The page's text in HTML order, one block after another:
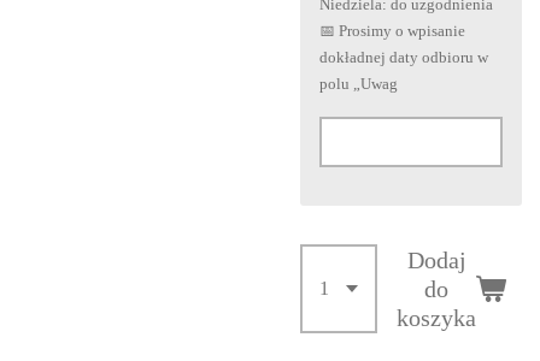
Niedziela: do uzgodnienia
📅 Prosimy o wpisanie
dokładnej daty odbioru w
polu „Uwag
Dodaj
do
koszyka